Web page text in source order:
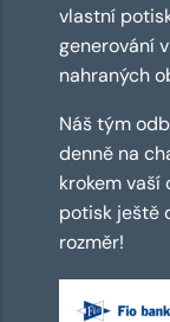
vlastní
generování
nahraných
Náš tým
denně na
krokem vaší
potisk ještě
rozměr!